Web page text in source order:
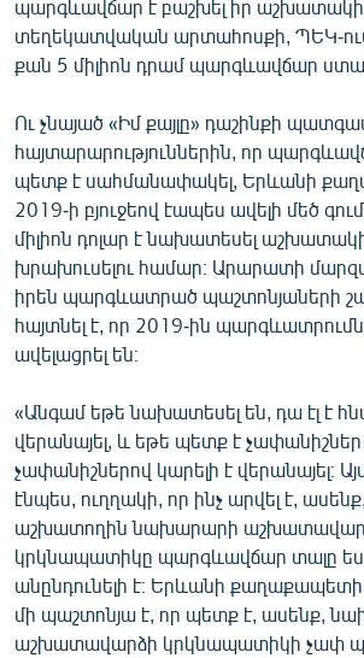
պարգևավճար է բաշխել իր
տեղեկատվական արտահոսքի, ՊԵԿ-ում
քան 5 միլիոն դրամ պարգևավճար
Ու չնայած «Իմ քայլը» դաշինքի
հայտարարություններին, որ
պետք է սահմանափակել, Երևանի
2019-ի բյուջեով էապես ավելի մեծ
միլիոն դոլար է նախատեսել
խրախուսելու համար։ Արարատի
իրեն պարգևատրած պաշտոնյաների
հայտնել է, որ 2019-ին
ավելացրել են։
«Անգամ եթե նախատեսել են, դա էլ է
վերանայել, և եթե պետք է չափանիշներ
չափանիշներով կարելի է վերանայել։
էնպես, ուղղակի, որ ինչ արվել է,
աշխատողին նախարարի
կրկնապատիկը պարգևավճար տալը ես
անընդունելի է։ Երևանի քաղաքապետի
մի պաշտոնյա է, որ պետք է, ասենք,
աշխատավարձի կրկնապատիկի չափ